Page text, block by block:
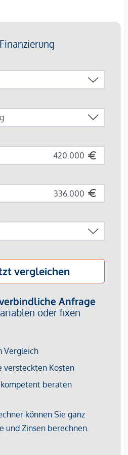
bis Ende 2029 befristet
Kaufpreis
für die Wohnung beträgt EUR
zwischen dem Vermittler und
ein familiäres oder
besteht.
der INFINA Credit Broker
Allfällige aus dem
Rechte sind ausschließlich
Immobilienunternehmen
Sie darauf hin, dass die
Informationen lediglich
sind und daher ohne